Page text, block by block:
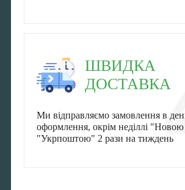
ШВИДКА
ДОСТАВКА
Ми відправляємо замовлення в
оформлення, окрім неділлі
"Укрпоштою" 2 рази на тиждень